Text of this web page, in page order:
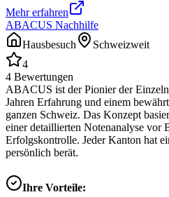
Mehr erfahren
ABACUS Nachhilfe
Hausbesuch
Schweizweit
4
4 Bewertungen
ABACUS ist der Pionier der
Jahren Erfahrung und einem
ganzen Schweiz. Das Konzept
einer detaillierten Notenanalyse vor
Erfolgskontrolle. Jeder Kanton hat
persönlich berät.
Ihre Vorteile: